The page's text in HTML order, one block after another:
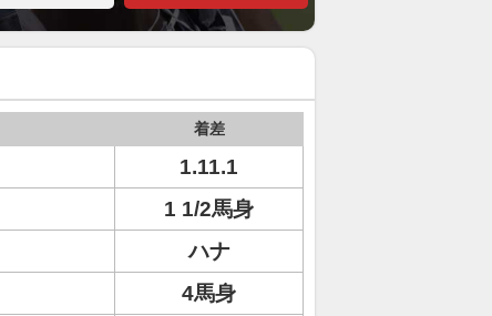
着差
1.11.1
1 1/2馬身
ハナ
4馬身